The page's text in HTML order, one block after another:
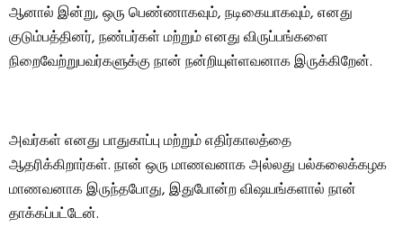
ஆனால் இன்று, ஒரு பெண்ணாகவும், நடிகையாகவும், எனது
குடும்பத்தினர், நண்பர்கள் மற்றும் எனது விருப்பங்களை
நிறைவேற்றுபவர்களுக்கு நான் நன்றியுள்ளவனாக இருக்கிறேன்.
அவர்கள் எனது பாதுகாப்பு மற்றும் எதிர்காலத்தை
ஆதரிக்கிறார்கள். நான் ஒரு மாணவனாக அல்லது பல்கலைக்கழக
மாணவனாக இருந்தபோது, ​​இதுபோன்ற விஷயங்களால் நான்
தாக்கப்பட்டேன்.